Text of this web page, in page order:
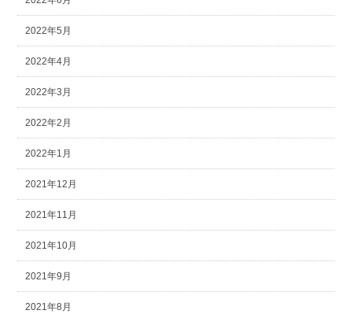
2022年5月
2022年4月
2022年3月
2022年2月
2022年1月
2021年12月
2021年11月
2021年10月
2021年9月
2021年8月